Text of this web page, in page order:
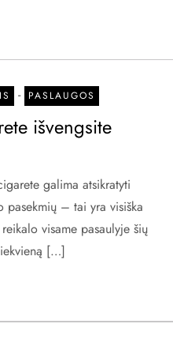
- PASLAUGOS
išvengsite
galima atsikratyti
pasekmių – tai yra visiška
visame pasaulyje šių
[…]